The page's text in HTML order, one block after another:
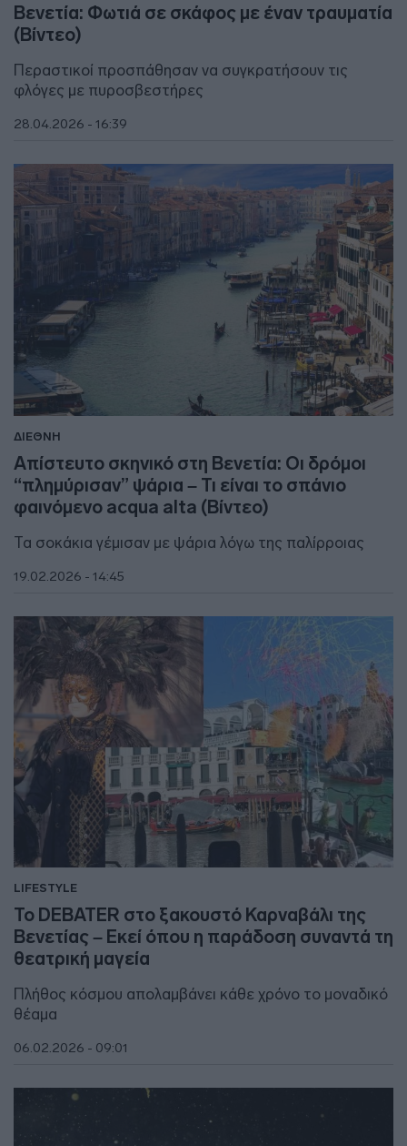
Βενετία: Φωτιά σε σκάφος με έναν τραυματία
(Βίντεο)
Περαστικοί προσπάθησαν να συγκρατήσουν τις
φλόγες με πυροσβεστήρες
28.04.2026 - 16:39
ΔΙΕΘΝΗ
Απίστευτο σκηνικό στη Βενετία: Οι δρόμοι
“πλημύρισαν” ψάρια – Τι είναι το σπάνιο
φαινόμενο acqua alta (Βίντεο)
Τα σοκάκια γέμισαν με ψάρια λόγω της παλίρροιας
19.02.2026 - 14:45
LIFESTYLE
Το DEBATER στο ξακουστό Καρναβάλι της
Βενετίας – Εκεί όπου η παράδοση συναντά τη
θεατρική μαγεία
Πλήθος κόσμου απολαμβάνει κάθε χρόνο το μοναδικό
θέαμα
06.02.2026 - 09:01